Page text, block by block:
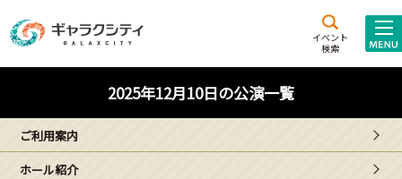
イベント
検索
施設案内
西新井
文化ホール
ギャラクシティとは
2025年12月10日の公演一覧
ご利用案内
ホール紹介